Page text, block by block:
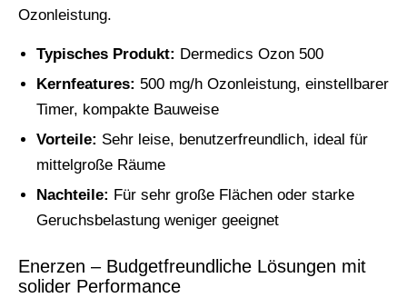
Ozonleistung.
Typisches Produkt: Dermedics Ozon 500
Kernfeatures: 500 mg/h Ozonleistung, einstellbarer
Timer, kompakte Bauweise
Vorteile: Sehr leise, benutzerfreundlich, ideal für
mittelgroße Räume
Nachteile: Für sehr große Flächen oder starke
Geruchsbelastung weniger geeignet
Enerzen – Budgetfreundliche Lösungen mit
solider Performance